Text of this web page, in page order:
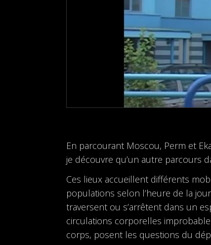
En parcourant Moscou, Perm et
je découvre qu’un autre parcours
Ces lieux accueillent différents
populations selon l’heure de la
traversent ou s’arrêtent dans un
circulations corporelles
corps, posent les questions du